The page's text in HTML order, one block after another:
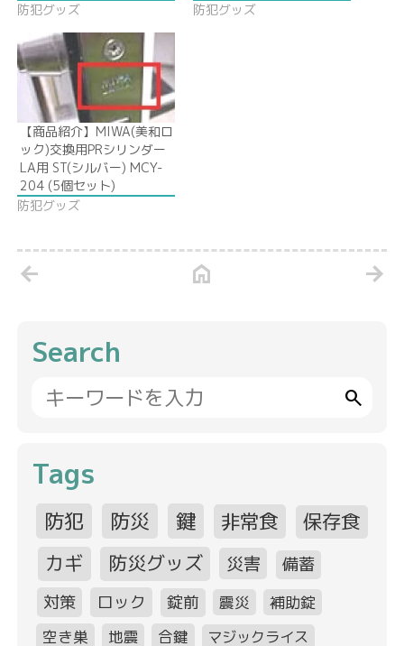
防犯グッズ
防犯グッズ
【商品紹介】MIWA(美和ロ
ック)交換用PRシリンダー
LA用 ST(シルバー) MCY-
204 (5個セット)
防犯グッズ
arrow_back home arrow_forward
Search
search
Tags
防犯 防災 鍵 非常食
保存食
カギ
防災グッズ 災害
備蓄
対策
ロック 錠前 震災
補助錠
空き巣
地震 合鍵 マジックライス